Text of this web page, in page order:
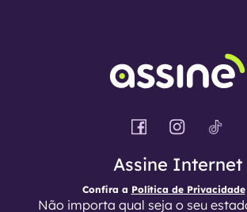
Assine Internet
Confira a Política de Privacidade
Não importa qual seja o seu